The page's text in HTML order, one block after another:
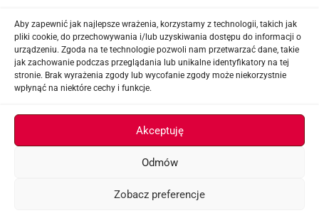
Aby zapewnić jak najlepsze wrażenia, korzystamy z technologii, takich jak
pliki cookie, do przechowywania i/lub uzyskiwania dostępu do informacji o
urządzeniu. Zgoda na te technologie pozwoli nam przetwarzać dane, takie
jak zachowanie podczas przeglądania lub unikalne identyfikatory na tej
stronie. Brak wyrażenia zgody lub wycofanie zgody może niekorzystnie
wpłynąć na niektóre cechy i funkcje.
Akceptuję
Odmów
Zobacz preferencje
Proszę o wcześniejszy kontakt telefoniczny
Sklep airsoftowy i serwis replik ASG